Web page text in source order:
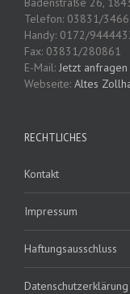
Telefon: 03831/
Handy: 0172/
Fax: 03831/280861
E-Mail: Jetzt anfragen
Webseite: Altes
RECHTLICHES
Kontakt
Impressum
Haftungsausschluss
Datenschutzerklärung